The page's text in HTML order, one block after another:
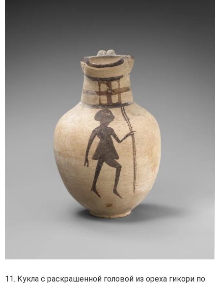
11. Кукла с раскрашенной головой из ореха гикори по